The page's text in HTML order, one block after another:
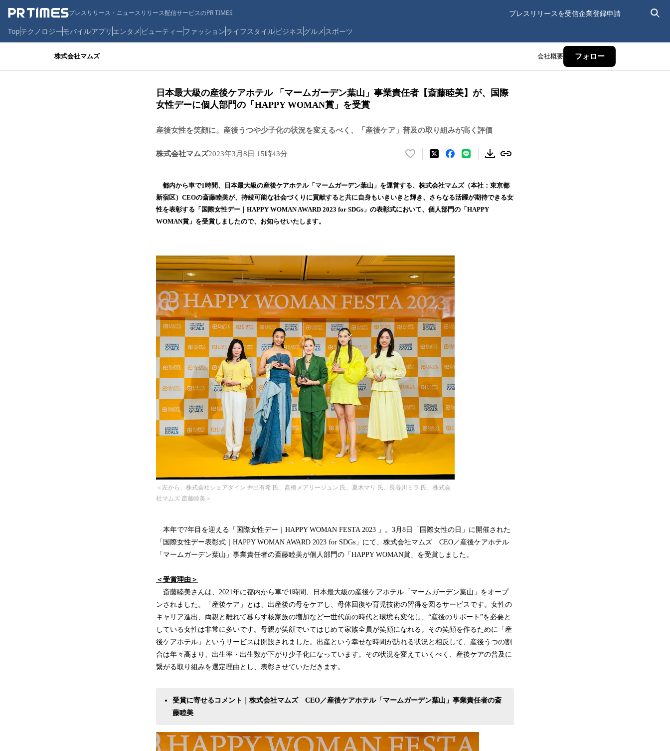
プレスリリース・ニュースリリース配信サービスのPR TIMES プレスリリースを受信企業登録申請
Topテクノロジーモバイルアプリ エンタメ ビューティーファッションライフスタイルビジネス グルメ スポーツ
株式会社マムズ 会社概要 フォロー
日本最大級の産後ケアホテル 「マームガーデン葉山」事業責任者【斎藤睦美】が、国際
女性デーに個人部門の「HAPPY WOMAN賞」を受賞
産後女性を笑顔に。産後うつや少子化の状況を変えるべく、「産後ケア」普及の取り組みが高く評価
株式会社マムズ2023年3月8日 15時43分
い
！
数
を
中
で
す
都内から車で1時間、日本最大級の産後ケアホテル「マームガーデン葉山」を運営する、株式会社マムズ（本社：東京都
新宿区）CEOの斎藤睦美が、持続可能な社会づくりに貢献すると共に自身もいきいきと輝き、さらなる活躍が期待できる女
性を表彰する「国際女性デー｜HAPPY WOMAN AWARD 2023 for SDGs」の表彰式において、個人部門の「HAPPY
WOMAN賞」を受賞しましたので、お知らせいたします。
＜左から、株式会社シェアダイン 井出有希 氏、高橋メアリージュン 氏、夏木マリ 氏、長谷川ミラ 氏、株式会
社マムズ 斎藤睦美＞
本年で7年目を迎える「国際女性デー｜HAPPY WOMAN FESTA 2023 」。3月8日「国際女性の日」に開催された
「国際女性デー表彰式｜HAPPY WOMAN AWARD 2023 for SDGs」にて、株式会社マムズ CEO／産後ケアホテル
「マームガーデン葉山」事業責任者の斎藤睦美が個人部門の「HAPPY WOMAN賞」を受賞しました。
＜受賞理由＞
斎藤睦美さんは、2021年に都内から車で1時間、日本最大級の産後ケアホテル「マームガーデン葉山」をオープ
ンされました。「産後ケア」とは、出産後の母をケアし、母体回復や育児技術の習得を図るサービスです。女性の
キャリア進出、両親と離れて暮らす核家族の増加など一世代前の時代と環境も変化し、“産後のサポート”を必要と
している女性は非常に多いです。母親が笑顔でいてはじめて家族全員が笑顔になれる。その笑顔を作るために「産
後ケアホテル」というサービスは開設されました。出産という幸せな時間が訪れる状況と相反して、産後うつの割
合は年々高まり、出生率・出生数が下がり少子化になっています。その状況を変えていくべく、産後ケアの普及に
繋がる取り組みを選定理由とし、表彰させていただきます。
受賞に寄せるコメント｜株式会社マムズ CEO／産後ケアホテル「マームガーデン葉山」事業責任者の斎
藤睦美